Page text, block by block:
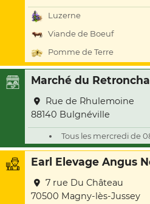
Luzerne
Viande de Boeuf
Pomme de Terre
Marché du
Rue de Rhulemoine
88140 Bulgnéville
Tous les mercredi de
Earl Elevage Angus
7 rue Du Château
70500 Magny-lès-Jussey